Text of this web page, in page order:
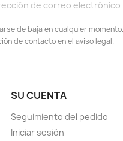
de baja en cualquier
de contacto en el aviso legal.
SU CUENTA
Seguimiento del pedido
Iniciar sesión